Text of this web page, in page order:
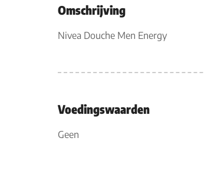
Omschrijving
Nivea Douche Men Energy
Voedingswaarden
Geen